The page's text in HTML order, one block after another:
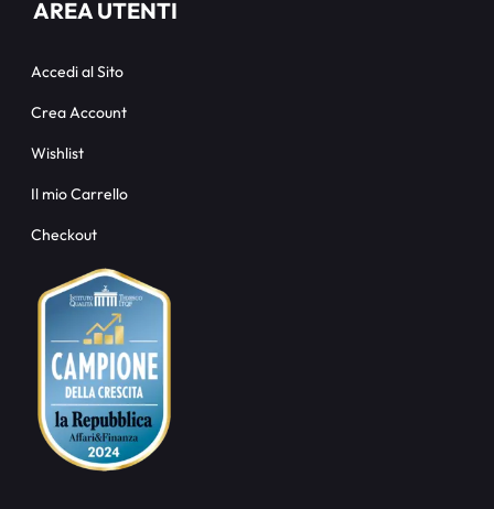
AREA UTENTI
Accedi al Sito
Crea Account
Wishlist
Il mio Carrello
Checkout